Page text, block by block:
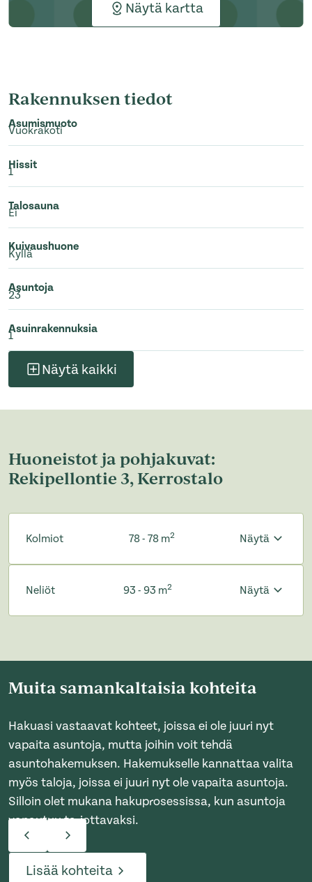
Näytä kartta
Rakennuksen tiedot
Asumismuoto
Vuokrakoti
Hissit
1
Talosauna
Ei
Kuivaushuone
Kyllä
Asuntoja
23
Asuinrakennuksia
1
Näytä kaikki
Huoneistot ja pohjakuvat:
Rekipellontie 3, Kerrostalo
Kolmiot 78 - 78 m2 Näytä
Neliöt 93 - 93 m2 Näytä
Muita samankaltaisia kohteita
Hakuasi vastaavat kohteet, joissa ei ole juuri nyt
vapaita asuntoja, mutta joihin voit tehdä
asuntohakemuksen. Hakemukselle kannattaa valita
myös taloja, joissa ei juuri nyt ole vapaita asuntoja.
Silloin olet mukana hakuprosessissa, kun asuntoja
vapautuu tarjottavaksi.
Lisää kohteita